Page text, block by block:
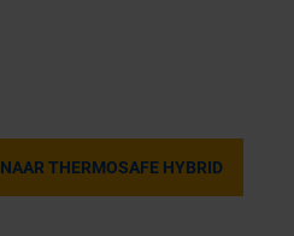
NAAR THERMOSAFE HYBRID